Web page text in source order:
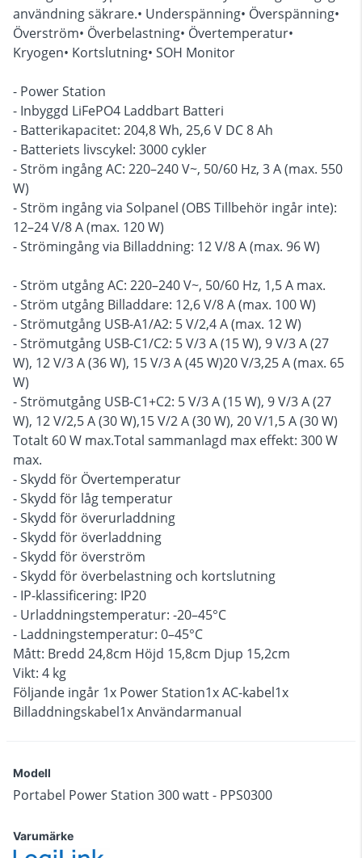
användning säkrare.• Underspänning• Överspänning•
Överström• Överbelastning• Övertemperatur•
Kryogen• Kortslutning• SOH Monitor
- Power Station
- Inbyggd LiFePO4 Laddbart Batteri
- Batterikapacitet: 204,8 Wh, 25,6 V DC 8 Ah
- Batteriets livscykel: 3000 cykler
- Ström ingång AC: 220–240 V~, 50/60 Hz, 3 A (max. 550
W)
- Ström ingång via Solpanel (OBS Tillbehör ingår inte):
12–24 V/8 A (max. 120 W)
- Strömingång via Billaddning: 12 V/8 A (max. 96 W)
- Ström utgång AC: 220–240 V~, 50/60 Hz, 1,5 A max.
- Ström utgång Billaddare: 12,6 V/8 A (max. 100 W)
- Strömutgång USB-A1/A2: 5 V/2,4 A (max. 12 W)
- Strömutgång USB-C1/C2: 5 V/3 A (15 W), 9 V/3 A (27
W), 12 V/3 A (36 W), 15 V/3 A (45 W)20 V/3,25 A (max. 65
W)
- Strömutgång USB-C1+C2: 5 V/3 A (15 W), 9 V/3 A (27
W), 12 V/2,5 A (30 W),15 V/2 A (30 W), 20 V/1,5 A (30 W)
Totalt 60 W max.Total sammanlagd max effekt: 300 W
max.
- Skydd för Övertemperatur
- Skydd för låg temperatur
- Skydd för överurladdning
- Skydd för överladdning
- Skydd för överström
- Skydd för överbelastning och kortslutning
- IP-klassificering: IP20
- Urladdningstemperatur: -20–45°C
- Laddningstemperatur: 0–45°C
Mått: Bredd 24,8cm Höjd 15,8cm Djup 15,2cm
Vikt: 4 kg
Följande ingår 1x Power Station1x AC-kabel1x
Billaddningskabel1x Användarmanual
Modell
Portabel Power Station 300 watt - PPS0300
Varumärke